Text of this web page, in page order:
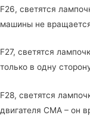
F26, светятся
машины не
F27, светятся
только в одну
F28, светятся
двигателя СМА – он